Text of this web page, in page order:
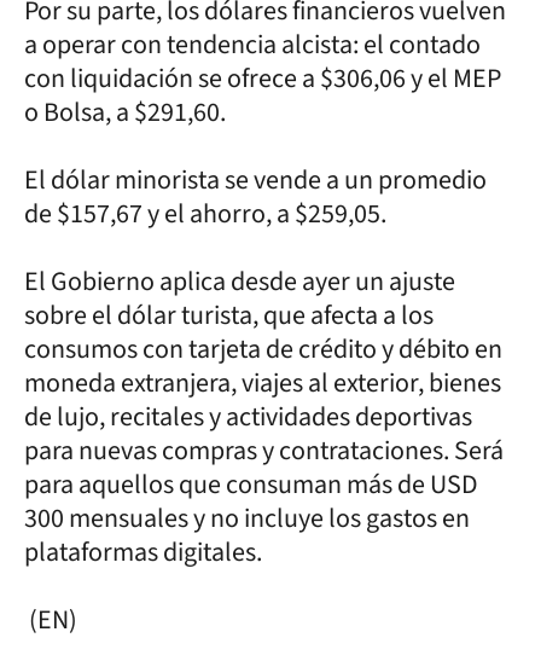
Por su parte, los dólares financieros vuelven
a operar con tendencia alcista: el contado
con liquidación se ofrece a $306,06 y el MEP
o Bolsa, a $291,60.
El dólar minorista se vende a un promedio
de $157,67 y el ahorro, a $259,05.
El Gobierno aplica desde ayer un ajuste
sobre el dólar turista, que afecta a los
consumos con tarjeta de crédito y débito en
moneda extranjera, viajes al exterior, bienes
de lujo, recitales y actividades deportivas
para nuevas compras y contrataciones. Será
para aquellos que consuman más de USD
300 mensuales y no incluye los gastos en
plataformas digitales.
(EN)